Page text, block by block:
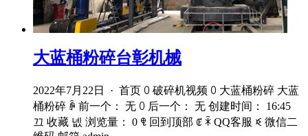
大蓝桶粉碎台彰机械
2022年7月22日 · 首页 ꄲ 破碎机视频 ꄲ 大蓝桶粉碎 大蓝
桶粉碎 ꄴ 前一个： 无 ꄲ 后一个： 无 创建时间： 16:45
끄 收藏 넶 浏览量： 0 ꁸ 回到顶部 ꂅ ꁗ QQ客服 ꀥ 微信二